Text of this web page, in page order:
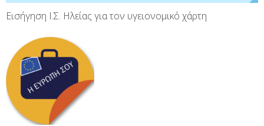
Εισήγηση Ι.Σ. Ηλείας για τον υγειονομικό χάρτη